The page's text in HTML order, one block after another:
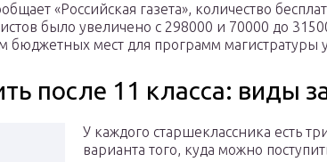
«Российская газета», количество
было увеличено с 298000 и 70000 до
бюджетных мест для программ магистратуры
после 11 класса: виды
У каждого старшеклассника есть
варианта того, куда можно